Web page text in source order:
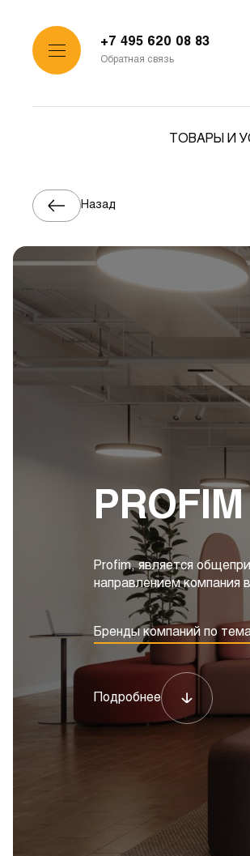
+7 495 620 08 83
Обратная связь
ТОВАРЫ И
Назад
PROFIM
Profim, является
направлением компания
Бренды компаний по
Подробнее